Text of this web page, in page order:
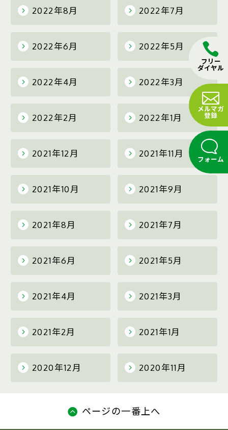
フリー
ダイヤル
メルマガ
登録
フォーム
2022年8月 2022年7月
2022年6月 2022年5月
2022年4月 2022年3月
2022年2月 2022年1月
2021年12月 2021年11月
2021年10月 2021年9月
2021年8月 2021年7月
2021年6月 2021年5月
2021年4月 2021年3月
2021年2月 2021年1月
2020年12月 2020年11月
ページの一番上へ